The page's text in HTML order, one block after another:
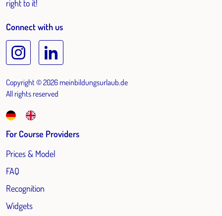
right to it!
Connect with us
Copyright © 2026 meinbildungsurlaub.de
All rights reserved
For Course Providers
Prices & Model
FAQ
Recognition
Widgets